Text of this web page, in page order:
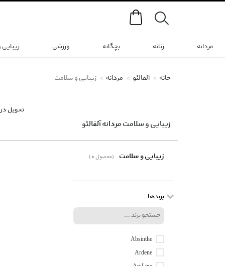
Search
مردانه زنانه بچگانه ورزشی
تحویل در
خانه آلفالئو مردانه زیبایی و سلامت
زیبایی و سلامت مردانه آلفالئو
(0 محصول) زیبایی و سلامت
برندها
Absinthe
Ardene